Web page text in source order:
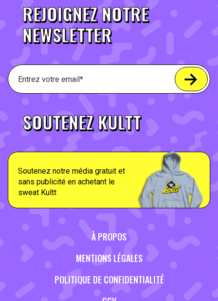
REJOIGNEZ NOTRE
NEWSLETTER
SOUTENEZ KULTT
Soutenez notre média gratuit et
sans publicité en achetant le
sweat Kultt
À PROPOS
MENTIONS LÉGALES
POLITIQUE DE CONFIDENTIALITÉ